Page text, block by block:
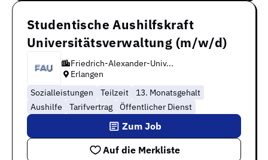
Studentische Aushilfskraft
Universitätsverwaltung (m/w/d)
Friedrich-Alexander-Univ...
Erlangen
Sozialleistungen
Teilzeit
13. Monatsgehalt
Aushilfe
Tarifvertrag Öffentlicher Dienst
Auf die Merkliste
Zum Job